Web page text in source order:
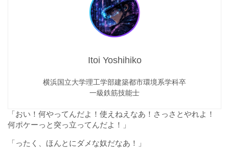
Itoi Yoshihiko
横浜国立大学理工学部建築都市環境系学科卒
一級鉄筋技能士
「おい！何やってんだよ！使えねえなあ！さっさとやれよ！
何ポケーっと突っ立ってんだよ！」
「ったく、ほんとにダメな奴だなあ！」